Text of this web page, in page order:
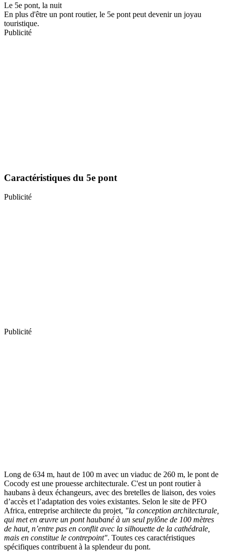
Le 5e pont, la nuit
En plus d'être un pont routier, le 5e pont peut devenir un joyau
touristique.
Publicité
Caractéristiques du 5e pont
Publicité
Publicité
Long de 634 m, haut de 100 m avec un viaduc de 260 m, le pont de
Cocody est une prouesse architecturale. C'est un pont routier à
haubans à deux échangeurs, avec des bretelles de liaison, des voies
d’accès et l’adaptation des voies existantes. Selon le site de PFO
Africa, entreprise architecte du projet, "la conception architecturale,
qui met en œuvre un pont haubané à un seul pylône de 100 mètres
de haut, n’entre pas en conflit avec la silhouette de la cathédrale,
mais en constitue le contrepoint". Toutes ces caractéristiques
spécifiques contribuent à la splendeur du pont.